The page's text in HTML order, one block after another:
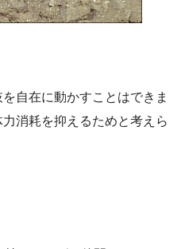
自在に動かすことはできま
消耗を抑えるためと考えら